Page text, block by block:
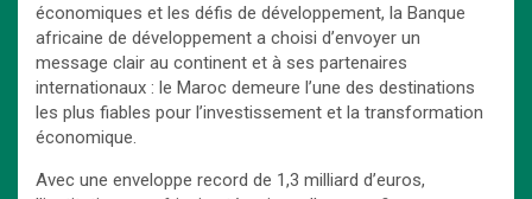
économiques et les défis de développement, la Banque
africaine de développement a choisi d’envoyer un
message clair au continent et à ses partenaires
internationaux : le Maroc demeure l’une des destinations
les plus fiables pour l’investissement et la transformation
économique.
Avec une enveloppe record de 1,3 milliard d’euros,